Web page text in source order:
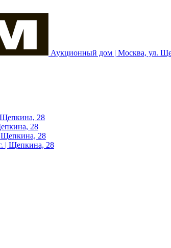
Аукционный дом | Москва, ул.
Щепкина, 28
28
Щепкина, 28
| Щепкина, 28